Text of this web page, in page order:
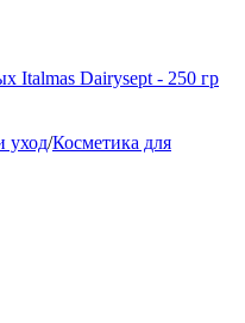
Italmas Dairysept - 250 гр
уход/Косметика для